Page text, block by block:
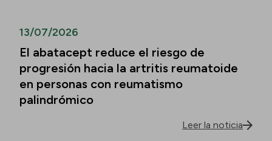
13/07/2026
El abatacept reduce el riesgo de
progresión hacia la artritis reumatoide
en personas con reumatismo
palindrómico
Leer la noticia